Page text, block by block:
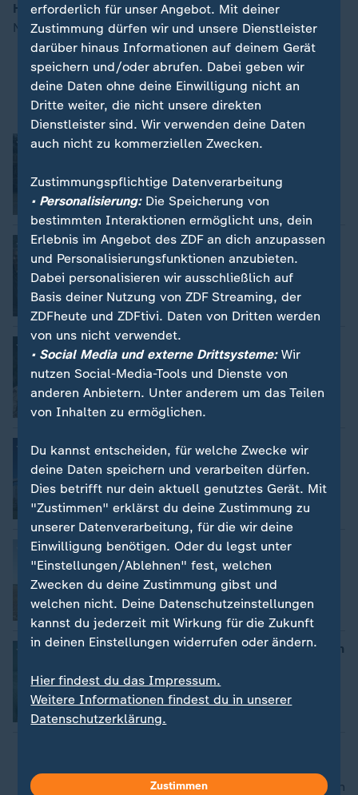
Hammer der Woche
Neues Feuerwehrhaus zu niedrig gebaut
Moderation - Yve Fehring
Möglicher Abzug amerikanischer
Cornelia Donath
Video 5:04
Das stille Leid der ME/CFS-Patienten
Franziska Wunderlich, Susana Santina
5:30
Wenn der Biber lästig wird
Caronline Drees, Jabok Rhein
Video4:01
Warten auf Geld für Lausitzer
Kohleaustieg
Stefan Kelch, Jan Meier
Video5:08
Deutschlandreise Lieberoser Heide
Nicole Frölich
Video 5:33
ME/CFS – unverstanden und ungesehen
Video
nach oben
erforderlich für unser Angebot. Mit deiner
Zustimmung dürfen wir und unsere Dienstleister
darüber hinaus Informationen auf deinem Gerät
speichern und/oder abrufen. Dabei geben wir
deine Daten ohne deine Einwilligung nicht an
Dritte weiter, die nicht unsere direkten
Dienstleister sind. Wir verwenden deine Daten
auch nicht zu kommerziellen Zwecken.
Zustimmungspflichtige Datenverarbeitung
• Personalisierung:Die Speicherung von
bestimmten Interaktionen ermöglicht uns, dein
Erlebnis im Angebot des ZDF an dich anzupassen
und Personalisierungsfunktionen anzubieten.
Dabei personalisieren wir ausschließlich auf
Basis deiner Nutzung von ZDF Streaming, der
ZDFheute und ZDFtivi. Daten von Dritten werden
von uns nicht verwendet.
• Social Media und externe Drittsysteme:Wir
nutzen Social-Media-Tools und Dienste von
anderen Anbietern. Unter anderem um das Teilen
von Inhalten zu ermöglichen.
Du kannst entscheiden, für welche Zwecke wir
deine Daten speichern und verarbeiten dürfen.
Dies betrifft nur dein aktuell genutztes Gerät. Mit
"Zustimmen" erklärst du deine Zustimmung zu
unserer Datenverarbeitung, für die wir deine
Einwilligung benötigen. Oder du legst unter
"Einstellungen/Ablehnen" fest, welchen
Zwecken du deine Zustimmung gibst und
welchen nicht. Deine Datenschutzeinstellungen
kannst du jederzeit mit Wirkung für die Zukunft
in deinen Einstellungen widerrufen oder ändern.
Hier findest du das Impressum.
Weitere Informationen findest du in unserer
Datenschutzerklärung.
Zustimmen